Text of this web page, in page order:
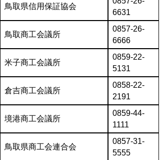
鳥取県信用保証協会
6631
鳥取商工会議所
0857-26-
6666
米子商工会議所
0859-22-
5131
倉吉商工会議所
0858-22-
2191
境港商工会議所
0859-44-
1111
鳥取県商工会連合会
0857-31-
5555